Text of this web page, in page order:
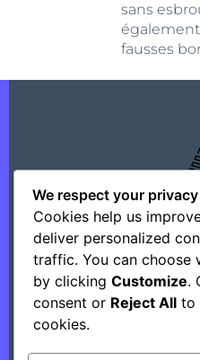
sans
fausses
We respect your privacy
Cookies help us
deliver personalized
traffic. You can choose
by clicking Customize.
consent or Reject All to
cookies.